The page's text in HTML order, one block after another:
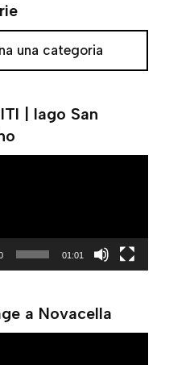
| lago San
01:01
a Novacella